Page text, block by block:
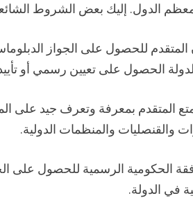
الدول. إليك بعض الشروط
للحصول على الجواز
الحصول على تعيين رسمي أو تأييد
المتقدم بمعرفة وتعرف جيد على
والقنصليات والمنظمات الدولية.
الحكومية الرسمية للحصول على
في الدولة.